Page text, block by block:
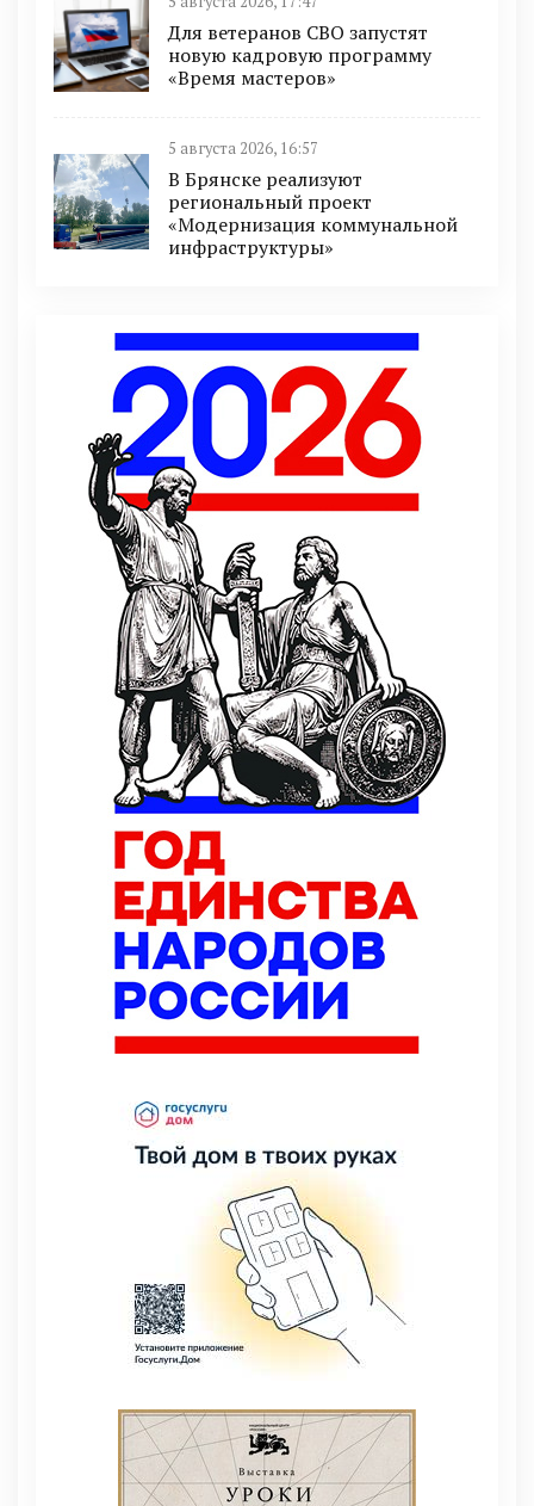
Для ветеранов СВО запустят
новую кадровую программу
«Время мастеров»
5 августа 2026, 16:57
В Брянске реализуют
региональный проект
«Модернизация коммунальной
инфраструктуры»